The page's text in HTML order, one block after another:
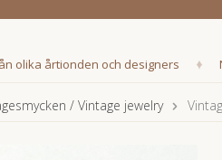
olika årtionden och designers
/ Vintage jewelry